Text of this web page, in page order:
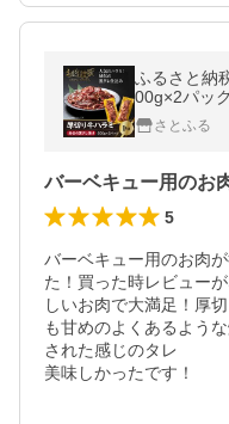
ふるさと納
00g×2パッ
さとふる
5
バーベキュー用のお肉
た！買った時レビュー
しいお肉で大満足！厚
も甘めのよくあるよう
された感じのタレ
美味しかったです！